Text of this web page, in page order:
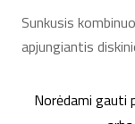
Sunkusis
apjungiantis
Norėdami gauti